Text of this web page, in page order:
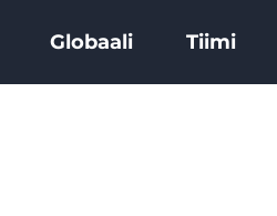
Globaali Tiimi